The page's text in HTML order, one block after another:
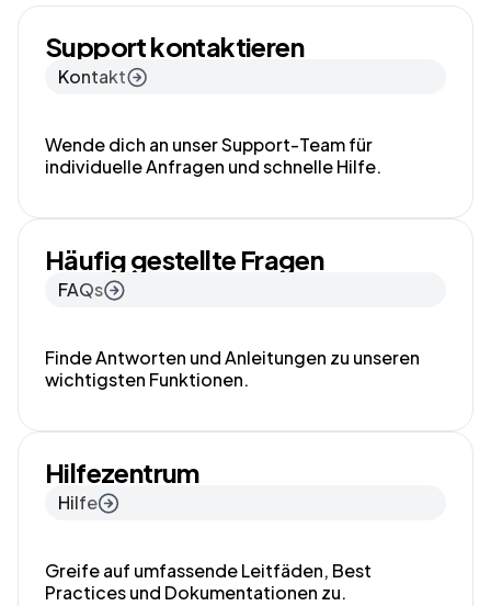
Support kontaktieren
Kontakt
Wende dich an unser Support-Team für
individuelle Anfragen und schnelle Hilfe.
Häufig gestellte Fragen
FAQs
Finde Antworten und Anleitungen zu unseren
wichtigsten Funktionen.
Hilfezentrum
Hilfe
Greife auf umfassende Leitfäden, Best
Practices und Dokumentationen zu.